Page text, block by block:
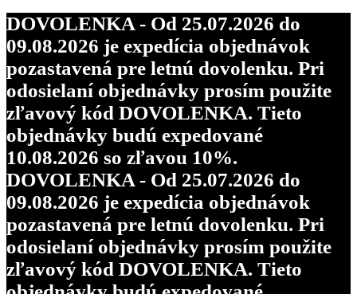
DOVOLENKA - Od 25.07.2026 do
09.08.2026 je expedícia objednávok
pozastavená pre letnú dovolenku. Pri
odosielaní objednávky prosím použite
zľavový kód DOVOLENKA. Tieto
objednávky budú expedované
10.08.2026 so zľavou 10%.
DOVOLENKA - Od 25.07.2026 do
09.08.2026 je expedícia objednávok
pozastavená pre letnú dovolenku. Pri
odosielaní objednávky prosím použite
zľavový kód DOVOLENKA. Tieto